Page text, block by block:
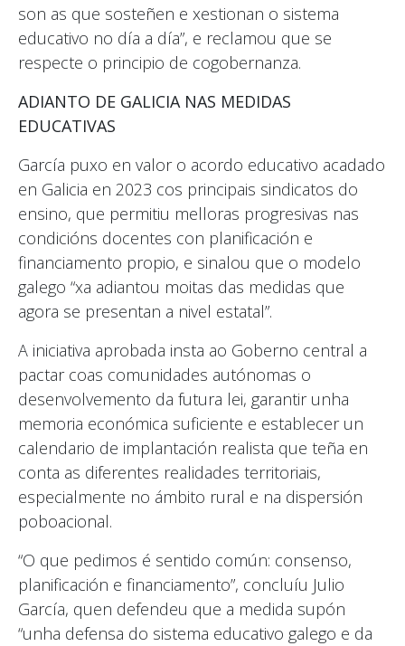
son as que sosteñen e xestionan o sistema
educativo no día a día”, e reclamou que se
respecte o principio de cogobernanza.
ADIANTO DE GALICIA NAS MEDIDAS
EDUCATIVAS
García puxo en valor o acordo educativo acadado
en Galicia en 2023 cos principais sindicatos do
ensino, que permitiu melloras progresivas nas
condicións docentes con planificación e
financiamento propio, e sinalou que o modelo
galego “xa adiantou moitas das medidas que
agora se presentan a nivel estatal”.
A iniciativa aprobada insta ao Goberno central a
pactar coas comunidades autónomas o
desenvolvemento da futura lei, garantir unha
memoria económica suficiente e establecer un
calendario de implantación realista que teña en
conta as diferentes realidades territoriais,
especialmente no ámbito rural e na dispersión
poboacional.
“O que pedimos é sentido común: consenso,
planificación e financiamento”, concluíu Julio
García, quen defendeu que a medida supón
“unha defensa do sistema educativo galego e da